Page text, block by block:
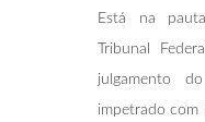
Está na
Tribunal
julgamento
impetrado com